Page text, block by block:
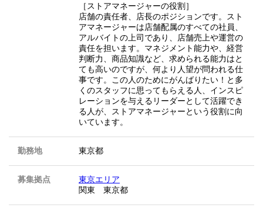
［ストアマネージャーの役割］
店舗の責任者、店長のポジションです。スト
アマネージャーは店舗配属のすべての社員、
アルバイトの上司であり、店舗売上や運営の
責任を担います。マネジメント能力や、経営
判断力、商品知識など、求められる能力はと
ても高いのですが、何より人望が問われる仕
事です。この人のためにがんばりたい！と多
くのスタッフに思ってもらえる人、インスピ
レーションを与えるリーダーとして活躍でき
る人が、ストアマネージャーという役割に向
いています。
勤務地 東京都
募集拠点
東京エリア
関東 東京都